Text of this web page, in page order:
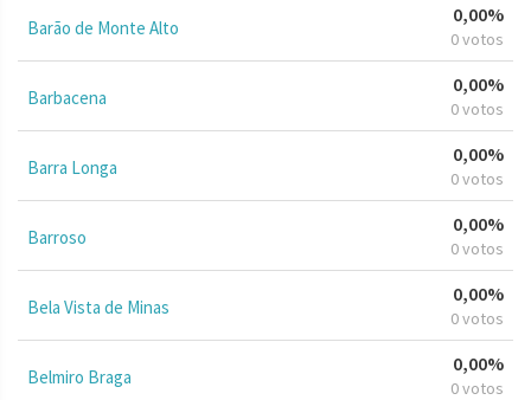
Barão de Monte Alto
0,00%
0 votos
Barbacena
0,00%
0 votos
Barra Longa
0,00%
0 votos
Barroso
0,00%
0 votos
Bela Vista de Minas
0,00%
0 votos
Belmiro Braga
0,00%
0 votos